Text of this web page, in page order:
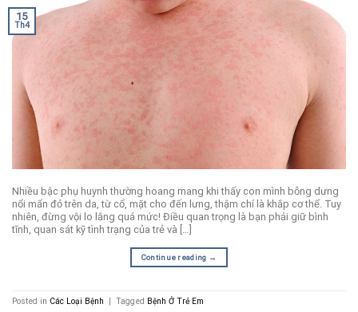
15
Th4
Nhiều bậc phụ huynh thường hoang mang khi thấy con mình bỗng dưng
nổi mẩn đỏ trên da, từ cổ, mặt cho đến lưng, thậm chí là khắp cơ thể. Tuy
nhiên, đừng vội lo lắng quá mức! Điều quan trọng là bạn phải giữ bình
tĩnh, quan sát kỹ tình trạng của trẻ và […]
Continue reading →
Posted in Các Loại Bệnh | Tagged Bệnh Ở Trẻ Em